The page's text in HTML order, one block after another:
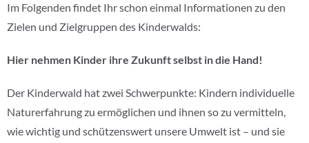
Im Folgenden findet Ihr schon einmal Informationen zu den
Zielen und Zielgruppen des Kinderwalds:
Hier nehmen Kinder ihre Zukunft selbst in die Hand!
Der Kinderwald hat zwei Schwerpunkte: Kindern individuelle
Naturerfahrung zu ermöglichen und ihnen so zu vermitteln,
wie wichtig und schützenswert unsere Umwelt ist – und sie